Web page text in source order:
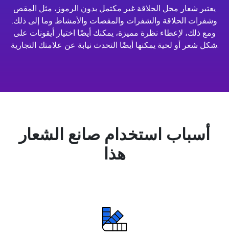
يعتبر شعار محل الحلاقة غير مكتمل بدون الرموز، مثل المقص
وشفرات الحلاقة والشفرات والمقصات والأمشاط وما إلى ذلك.
ومع ذلك، لإعطاء نظرة مميزة، يمكنك أيضًا اختيار أيقونات على
شكل شعر أو لحية يمكنها أيضًا التحدث نيابة عن علامتك التجارية.
أسباب استخدام صانع الشعار
هذا